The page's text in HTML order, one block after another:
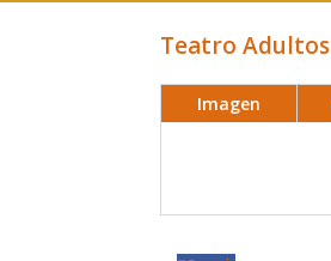
Teatro Adultos
Imagen